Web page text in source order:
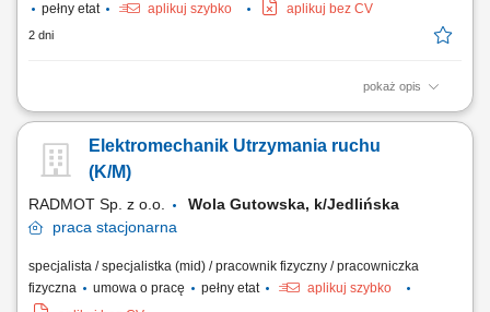
pełny etat
aplikuj szybko aplikuj bez CV
2 dni
pokaż opis
Zakres obowiązków: Zapewnienie sprawnego działania maszyn i
przeglądów technicznych, Diagnostyka i usuwanie awarii na liniach
produkcyjnych, Zgłaszanie zapotrzebowania na części zamienne,
Elektromechanik Utrzymania ruchu
(K/M)
RADMOT Sp. z o.o.
Wola Gutowska, k/Jedlińska
praca stacjonarna
specjalista / specjalistka (mid) / pracownik fizyczny / pracowniczka
fizyczna
umowa o pracę pełny etat
aplikuj szybko